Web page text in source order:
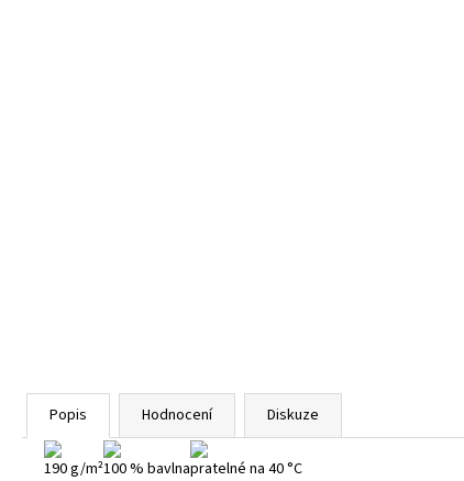
Popis Hodnocení Diskuze
190 g/m²100 % bavlnapratelné na 40 °C